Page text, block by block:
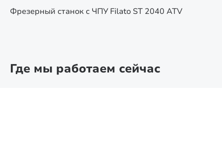
Фрезерный станок с ЧПУ Filato ST 2040 ATV
Где мы работаем сейчас